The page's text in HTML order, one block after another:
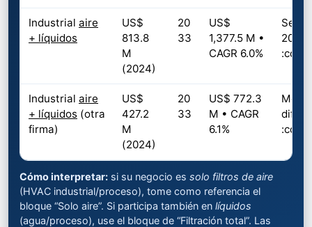
Industrial aire
+ líquidos
US$
813.8
M
(2024)
20
33
US$
1,377.5 M •
CAGR 6.0%
2024
Industrial aire
+ líquidos (otra
firma)
US$
427.2
M
(2024)
20
33
US$ 772.3
M • CAGR
6.1%
Cómo interpretar: si su negocio es solo filtros de aire
(HVAC industrial/proceso), tome como referencia el
bloque “Solo aire”. Si participa también en líquidos
(agua/proceso), use el bloque de “Filtración total”. Las